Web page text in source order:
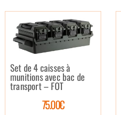
Set de 4 caisses à
munitions avec bac de
transport – FOT
75.00€